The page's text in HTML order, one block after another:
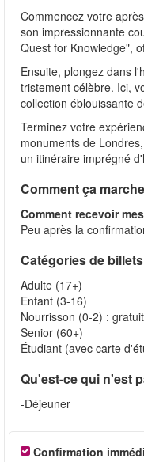
Commencez votre
son impressionnante
Quest for Knowledge",
Ensuite, plongez dans
tristement célèbre. Ici,
collection éblouissante
Terminez votre
monuments de
un itinéraire imprégné
Comment ça
Comment recevoir
Peu après la
Catégories de billets
Adulte (17+)
Enfant (3-16)
Nourrisson (0-2) : gratuit
Senior (60+)
Étudiant (avec carte
Qu'est-ce qui n'est
-Déjeuner
Confirmation